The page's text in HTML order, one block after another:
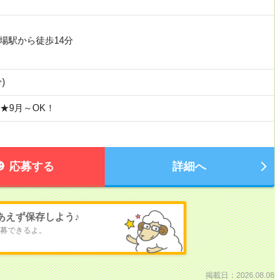
駅から徒歩14分
)
月～OK！
応募する 詳細へ
えず保存しよう♪
できるよ。
掲載日：2026.08.08